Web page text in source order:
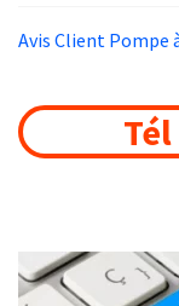
Avis Client Pompe